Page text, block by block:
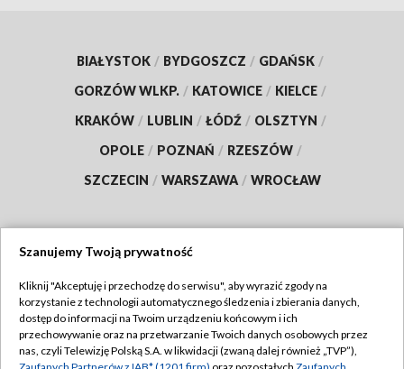
BIAŁYSTOK / BYDGOSZCZ / GDAŃSK /
GORZÓW WLKP. / KATOWICE / KIELCE /
KRAKÓW / LUBLIN / ŁÓDŹ / OLSZTYN /
OPOLE / POZNAŃ / RZESZÓW /
SZCZECIN / WARSZAWA / WROCŁAW
TVP
Abonament TVP
Emisja w TVP
Regulamin TVP
Szanujemy Twoją prywatność
Kliknij "Akceptuję i przechodzę do serwisu", aby wyrazić zgody na
korzystanie z technologii automatycznego śledzenia i zbierania danych,
dostęp do informacji na Twoim urządzeniu końcowym i ich
przechowywanie oraz na przetwarzanie Twoich danych osobowych przez
nas, czyli Telewizję Polską S.A. w likwidacji (zwaną dalej również „TVP”),